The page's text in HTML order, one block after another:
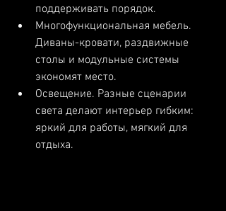
поддерживать порядок.
Многофункциональная мебель.
Диваны-кровати, раздвижные
столы и модульные системы
экономят место.
Освещение. Разные сценарии
света делают интерьер гибким:
яркий для работы, мягкий для
отдыха.